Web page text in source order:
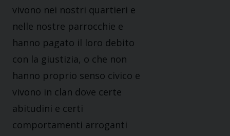
vivono nei nostri quartieri e
nelle nostre parrocchie e
hanno pagato il loro debito
con la giustizia, o che non
hanno proprio senso civico e
vivono in clan dove certe
abitudini e certi
comportamenti arroganti